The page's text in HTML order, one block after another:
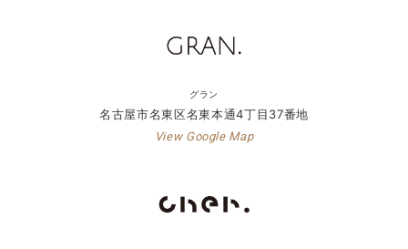
グラン
名古屋市名東区名東本通4丁目37番地
View Google Map